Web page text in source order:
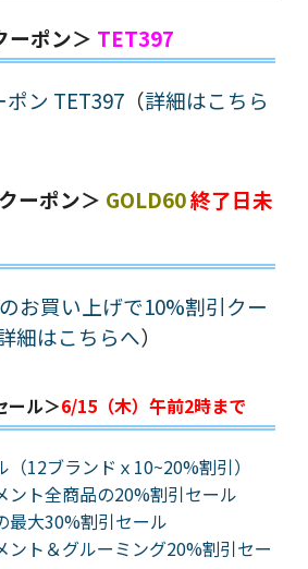
ーポン＞ TET397
ン TET397 （詳細はこちら
ーポン＞ GOLD60終了日未
お買い上げで10%割引クー
細はこちらへ）
ール＞6/15（木）午前2時まで
12ブランドｘ10~20%割引）
ント全商品の20%割引セール
最大30%割引セール
ント＆グルーミング20%割引セー